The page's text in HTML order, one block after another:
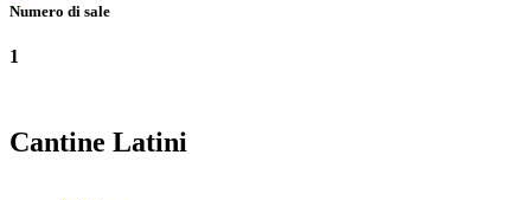
Numero di sale
1
Cantine Latini